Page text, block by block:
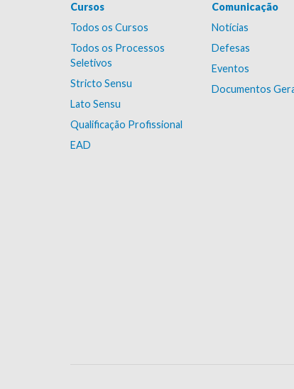
Cursos
Todos os Cursos
Todos os Processos
Seletivos
Stricto Sensu
Lato Sensu
Qualificação Profissional
EAD
Comunicação
Notícias
Defesas
Eventos
Documentos